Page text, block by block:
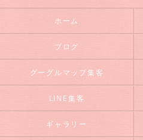
ホーム
ブログ
グーグルマップ集客
LINE集客
ギャラリー